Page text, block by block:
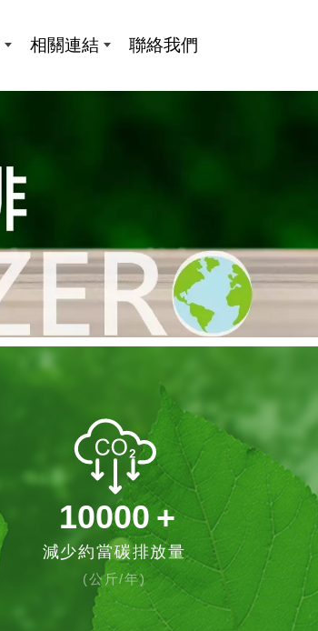
相關連結 聯絡我們
10000 +
減少約當碳排放量
(公斤/年)